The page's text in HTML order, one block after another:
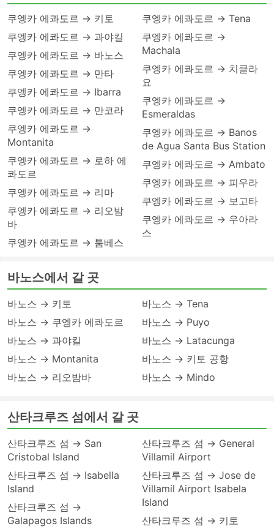
쿠엥카 에콰도르 → 키토
쿠엥카 에콰도르 → 과야킬
쿠엥카 에콰도르 → 바노스
쿠엥카 에콰도르 → 만타
쿠엥카 에콰도르 → Ibarra
쿠엥카 에콰도르 → 만코라
쿠엥카 에콰도르 →
Montanita
쿠엥카 에콰도르 → 로하 에
콰도르
쿠엥카 에콰도르 → 리마
쿠엥카 에콰도르 → 리오밤
바
쿠엥카 에콰도르 → 툼베스
쿠엥카 에콰도르 → Tena
쿠엥카 에콰도르 →
Machala
쿠엥카 에콰도르 → 치클라
요
쿠엥카 에콰도르 →
Esmeraldas
쿠엥카 에콰도르 → Banos
de Agua Santa Bus Station
쿠엥카 에콰도르 → Ambato
쿠엥카 에콰도르 → 피우라
쿠엥카 에콰도르 → 보고타
쿠엥카 에콰도르 → 우아라
스
바노스에서 갈 곳
바노스 → 키토
바노스 → 쿠엥카 에콰도르
바노스 → 과야킬
바노스 → Montanita
바노스 → 리오밤바
바노스 → Tena
바노스 → Puyo
바노스 → Latacunga
바노스 → 키토 공항
바노스 → Mindo
산타크루즈 섬에서 갈 곳
산타크루즈 섬 → San
Cristobal Island
산타크루즈 섬 → Isabella
Island
산타크루즈 섬 →
Galapagos Islands
산타크루즈 섬 → General
Villamil Airport
산타크루즈 섬 → Jose de
Villamil Airport Isabela
Island
산타크루즈 섬 → 키토